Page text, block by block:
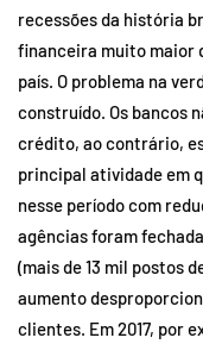
recessões da história
financeira muito maior
país. O problema na
construído. Os bancos
crédito, ao contrário,
principal atividade em
nesse período com
agências foram
(mais de 13 mil postos
aumento
clientes. Em 2017, por